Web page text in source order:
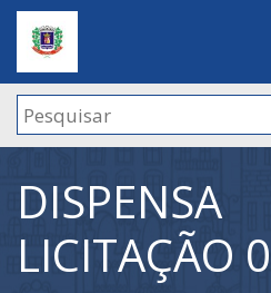
LICITAÇÃO